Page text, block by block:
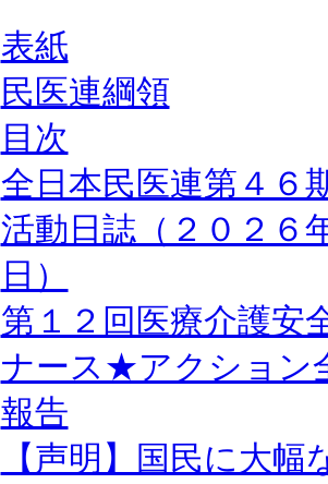
表紙
民医連綱領
目次
全日本民医連第４
活動日誌（２０２６
日）
第１２回医療介護
ナース★アクション
報告
【声明】国民に大